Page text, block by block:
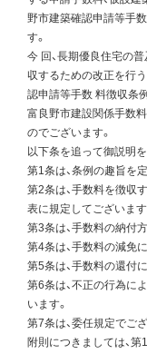
野市建築確認申請等手
す。
今 回、長期優良住宅の
収するための改正を行
認申請等手数 料徴収条
富良野市建設関係手数
のでございます。
以下条を追って御説明
第1条は、条例の趣旨を
第2条は、手数料を徴収
表に規定してございます
第3条は、手数料の納付
第4条は、手数料の減免
第5条は、手数料の還付
第6条は、不正の行為に
います。
第7条は、委任規定でご
附則につきましては、